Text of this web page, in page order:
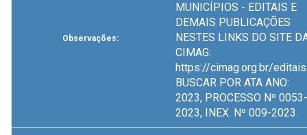
Observações:
MUNICÍPIOS - EDITAIS E
DEMAIS PUBLICAÇÕES
NESTES LINKS DO SITE
CIMAG:
https://cimag.org.br/
BUSCAR POR ATA ANO:
2023, PROCESSO Nº 0053-
2023, INEX. Nº 009-2023.